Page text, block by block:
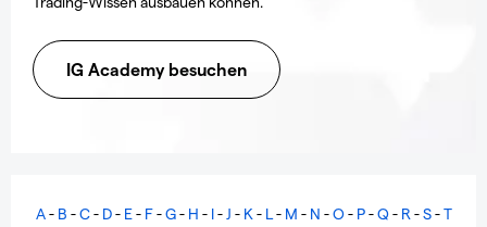
IG Academy besuchen
A- B -C- D- E- F-G- H - I-J - K- L- M - N -O- P-Q- R-S-T